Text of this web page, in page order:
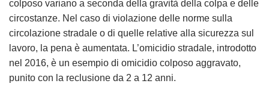
colposo variano a seconda della gravità della colpa e delle
circostanze. Nel caso di violazione delle norme sulla
circolazione stradale o di quelle relative alla sicurezza sul
lavoro, la pena è aumentata. L’omicidio stradale, introdotto
nel 2016, è un esempio di omicidio colposo aggravato,
punito con la reclusione da 2 a 12 anni.